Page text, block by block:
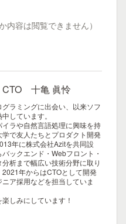
内容は閲覧できません）
CTO 十亀 眞怜
ラミングに出会い、以来ソフ
しています。
ラや自然言語処理に興味を持
学で友人たちとプロダクト開発
年に株式会社Azitを共同設
ックエンド・Webフロント・
析まで幅広い技術分野に取り
年からはCTOとして開発
ア採用などを担当していま
しみにしています！